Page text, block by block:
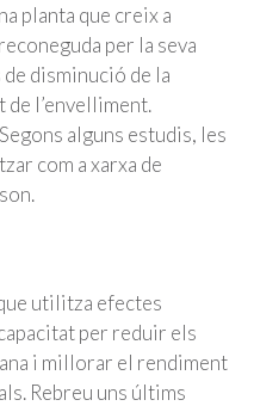
planta que creix a
per la seva
disminució de la
l’envelliment.
alguns estudis, les
com a xarxa de
utilitza efectes
per reduir els
i millorar el rendiment
Rebreu uns últims